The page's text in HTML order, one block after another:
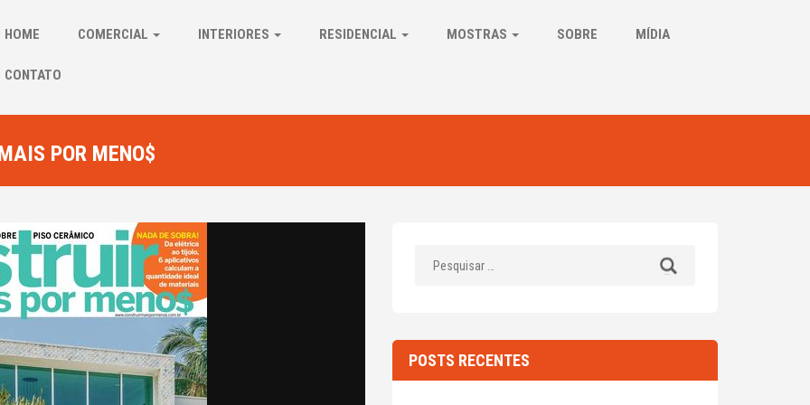
HOME COMERCIAL INTERIORES RESIDENCIAL MOSTRAS SOBRE MÍDIA
CONTATO
POR MENO$
por:
POSTS RECENTES